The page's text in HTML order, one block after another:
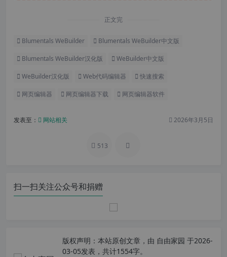
正文完
Blumentals WeBuilder Blumentals WeBuilder中文版
Blumentals WeBuilder汉化版 WeBuilder中文版
WeBuilder汉化版 Web代码编辑器 快速搜索
网页编辑器 网页编辑器下载 网页编辑器软件
发表至： 网站相关 2026年3月5日
513
扫一扫关注公众号和捐赠
版权声明： 本站原创文章，由 自由家园 于2026-
03-05发表，共计1554字。